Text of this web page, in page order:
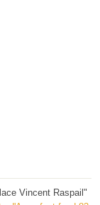
Vincent Raspail"